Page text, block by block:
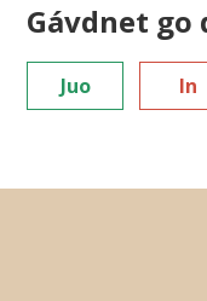
Gávdnet go
Juo In